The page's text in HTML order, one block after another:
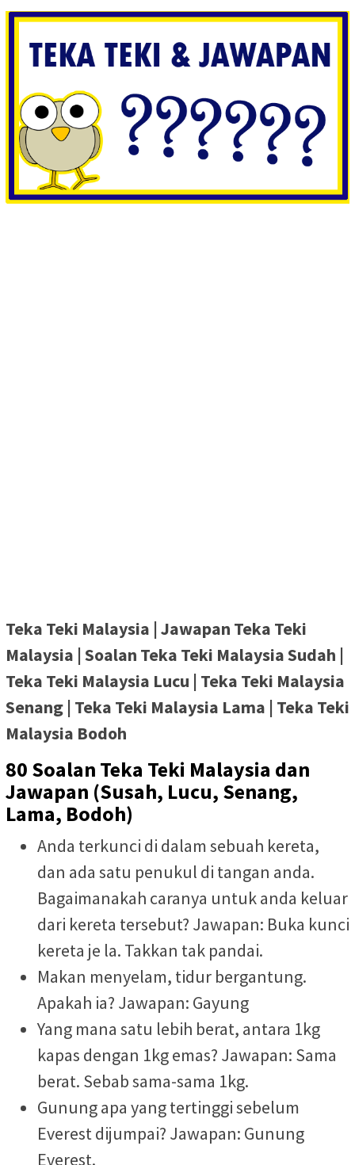
Teka Teki Malaysia | Jawapan Teka Teki
Malaysia | Soalan Teka Teki Malaysia Sudah |
Teka Teki Malaysia Lucu | Teka Teki Malaysia
Senang | Teka Teki Malaysia Lama | Teka Teki
Malaysia Bodoh
80 Soalan Teka Teki Malaysia dan
Jawapan (Susah, Lucu, Senang,
Lama, Bodoh)
Anda terkunci di dalam sebuah kereta,
dan ada satu penukul di tangan anda.
Bagaimanakah caranya untuk anda keluar
dari kereta tersebut? Jawapan: Buka kunci
kereta je la. Takkan tak pandai.
Makan menyelam, tidur bergantung.
Apakah ia? Jawapan: Gayung
Yang mana satu lebih berat, antara 1kg
kapas dengan 1kg emas? Jawapan: Sama
berat. Sebab sama-sama 1kg.
Gunung apa yang tertinggi sebelum
Everest dijumpai? Jawapan: Gunung
Everest.